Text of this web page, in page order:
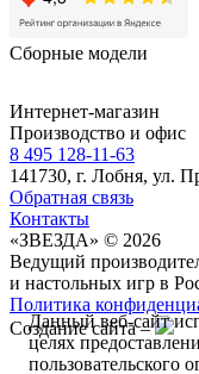
Сборные модели
Интернет-магазин
Производство и офис
8 495 128-11-63
141730, г. Лобня, ул.
Обратная связь
Контакты
«ЗВЕЗДА» © 2026
Ведущий
и настольных игр в
Политика
Создание сайта –
Данный веб-сайт
целях
пользовательского